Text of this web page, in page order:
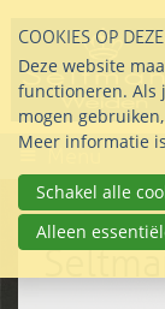
links
over
Direct
naar
inhoud
Direct
naar
het
Menu
COOKIES OP
Deze website
functioneren. Als
mogen
Meer informatie
Schakel alle
Alleen